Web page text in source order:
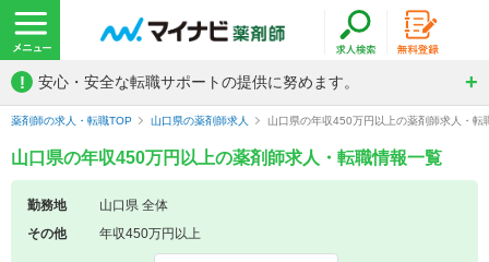
! 安心・安全な転職サポートの提供に努めます。
薬剤師の求人・転職TOP 山口県の薬剤師求人 山口県の年収450万円以上の薬剤師求人・転
山口県の年収450万円以上の薬剤師求人・転職情報一覧
勤務地
山口県 全体
その他
年収450万円以上